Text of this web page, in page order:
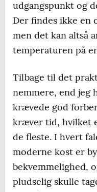
udgangspunkt og
Der findes ikke
men det kan altså
temperaturen på
Tilbage til det
nemmere, end jeg
krævede god
kræver tid, hvilket
de fleste. I hvert
moderne kost er
bekvemmelighed,
pludselig skulle